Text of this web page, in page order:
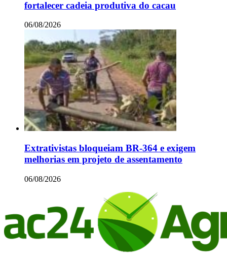
fortalecer cadeia produtiva do cacau
06/08/2026
Extrativistas bloqueiam BR-364 e exigem
melhorias em projeto de assentamento
06/08/2026